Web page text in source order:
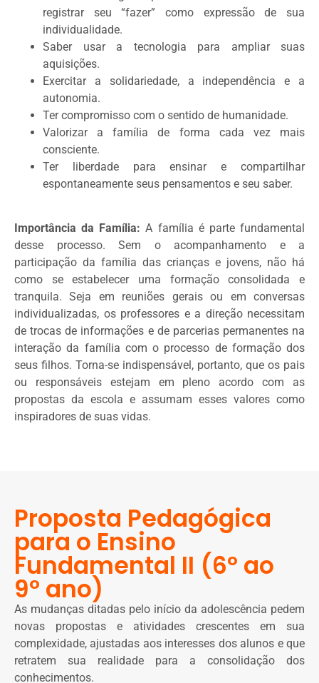
registrar seu “fazer” como expressão de sua
individualidade.
Saber usar a tecnologia para ampliar suas
aquisições.
Exercitar a solidariedade, a independência e a
autonomia.
Ter compromisso com o sentido de humanidade.
Valorizar a família de forma cada vez mais
consciente.
Ter liberdade para ensinar e compartilhar
espontaneamente seus pensamentos e seu saber.
Importância da Família: A família é parte fundamental
desse processo. Sem o acompanhamento e a
participação da família das crianças e jovens, não há
como se estabelecer uma formação consolidada e
tranquila. Seja em reuniões gerais ou em conversas
individualizadas, os professores e a direção necessitam
de trocas de informações e de parcerias permanentes na
interação da família com o processo de formação dos
seus filhos. Torna-se indispensável, portanto, que os pais
ou responsáveis estejam em pleno acordo com as
propostas da escola e assumam esses valores como
inspiradores de suas vidas.
Proposta Pedagógica
para o Ensino
Fundamental II (6º ao
9º ano)
As mudanças ditadas pelo início da adolescência pedem
novas propostas e atividades crescentes em sua
complexidade, ajustadas aos interesses dos alunos e que
retratem sua realidade para a consolidação dos
conhecimentos.